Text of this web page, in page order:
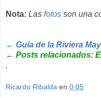
Nota: Las fotos son una
← Guía de la Riviera
← Posts relacionados:
.
Ricardo Ribalda en 0:05